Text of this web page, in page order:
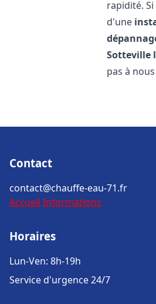
rapidité.
d'une
Sotteville
pas à
Contact
contact@chauffe-eau-71.fr
Accueil Informations
Horaires
Lun-Ven: 8h-19h
Service d'urgence 24/7